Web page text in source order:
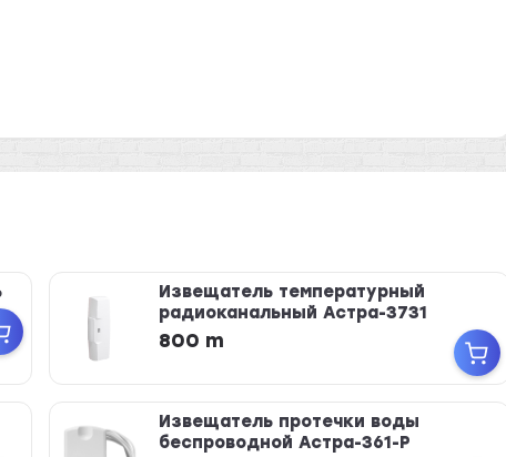
Извещатель температурный
радиоканальный Астра-3731
800 m
Извещатель протечки воды
беспроводной Астра-361-Р